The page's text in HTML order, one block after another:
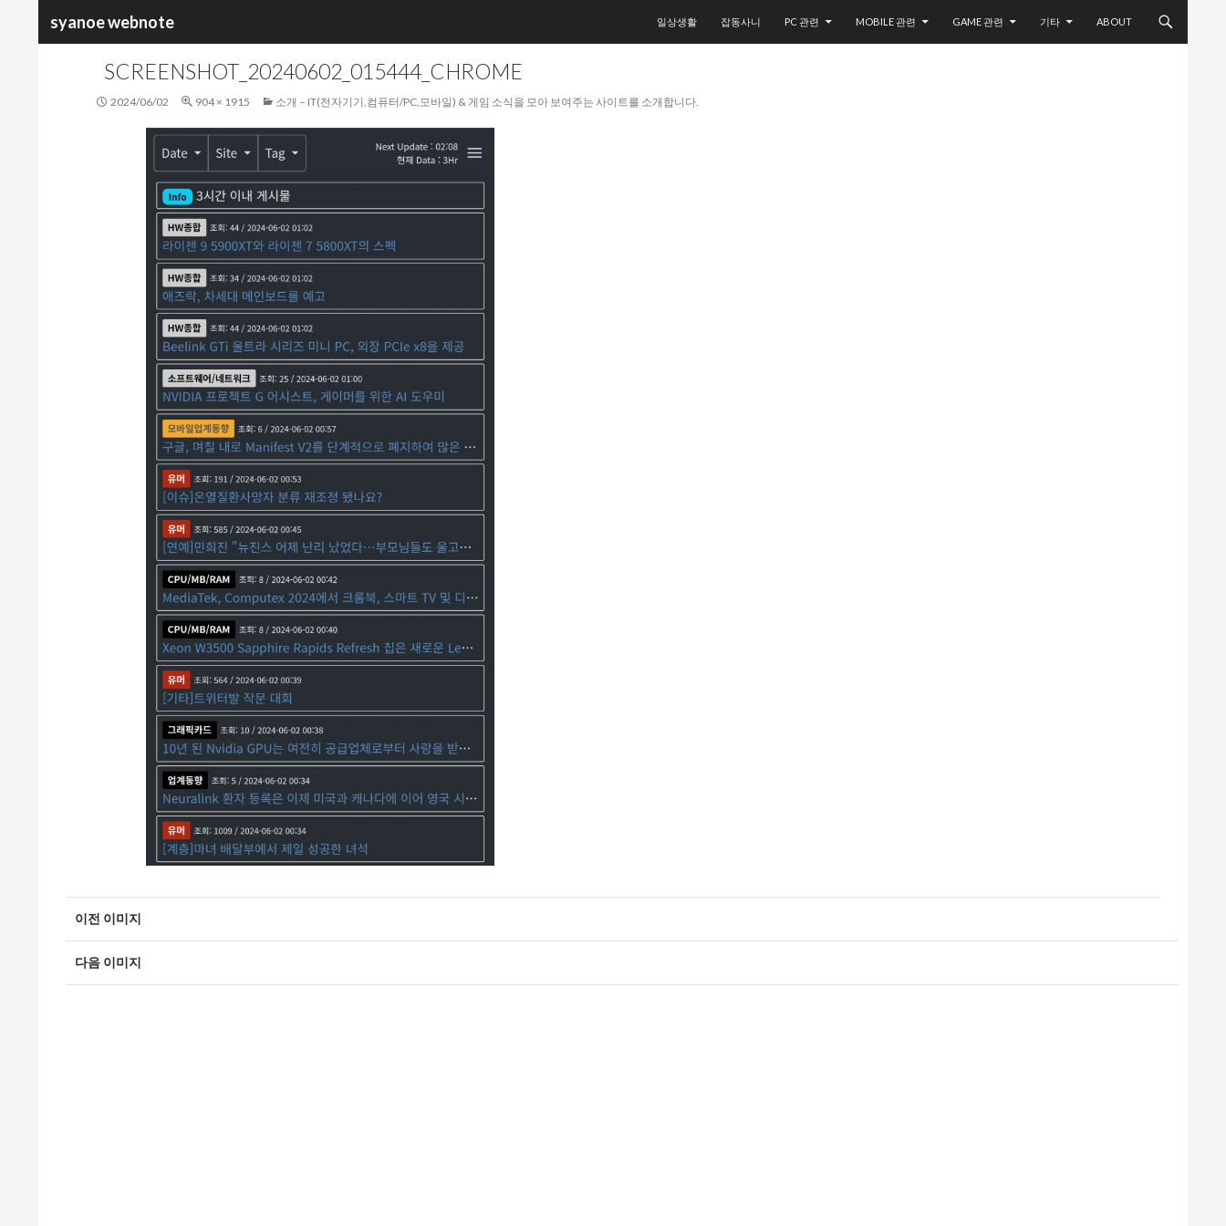
syanoe webnote
색
일상생활
잡동사니 PC 관련 MOBILE 관련 GAME 관련 기타 ABOUT
SCREENSHOT_20240602_015444_CHROME
2024/06/02 904 × 1915 소개 – IT(전자기기,컴퓨터/PC,모바일) & 게임 소식을 모아 보여주는 사이트를 소개합니다.
이전 이미지
다음 이미지